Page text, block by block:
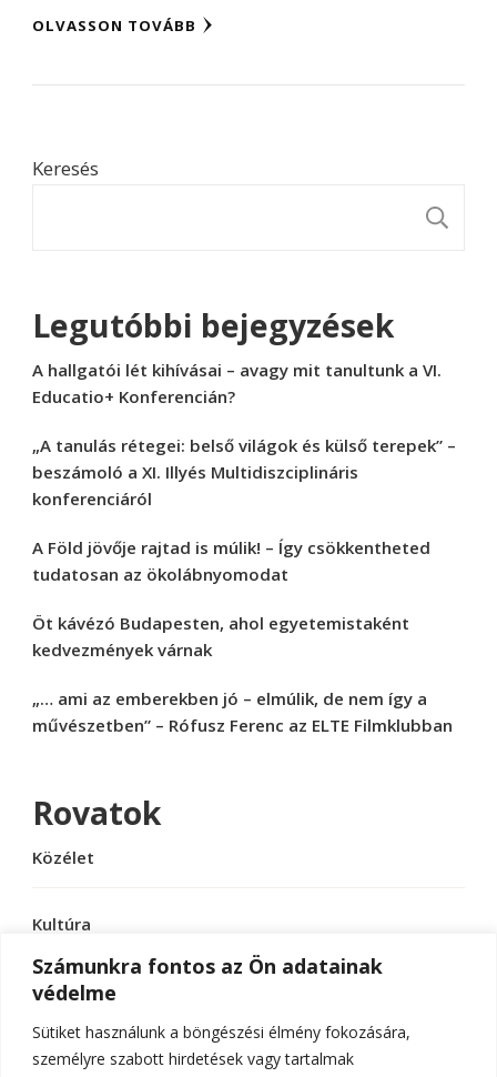
Számunkra fontos az Ön adatainak
védelme
Sütiket használunk a böngészési élmény fokozására,
személyre szabott hirdetések vagy tartalmak
OLVASSON TOVÁBB
Keresés
Legutóbbi bejegyzések
A hallgatói lét kihívásai – avagy mit tanultunk a VI.
Educatio+ Konferencián?
„A tanulás rétegei: belső világok és külső terepek” –
beszámoló a XI. Illyés Multidiszciplináris
konferenciáról
A Föld jövője rajtad is múlik! – Így csökkentheted
tudatosan az ökolábnyomodat
Öt kávézó Budapesten, ahol egyetemistaként
kedvezmények várnak
„… ami az emberekben jó – elmúlik, de nem így a
művészetben” – Rófusz Ferenc az ELTE Filmklubban
Rovatok
Közélet
Kultúra
Sport
Tudomány